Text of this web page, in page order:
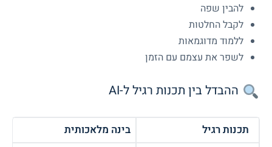
להבין שפה
לקבל החלטות
ללמוד מדוגמאות
לשפר את עצמם עם הזמן
ההבדל בין תכנות רגיל ל-AI
תכנות רגיל
בינה מלאכותית